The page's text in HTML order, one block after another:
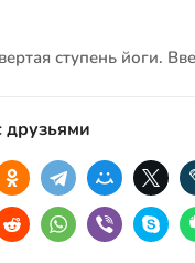
ступень йоги.
друзьями